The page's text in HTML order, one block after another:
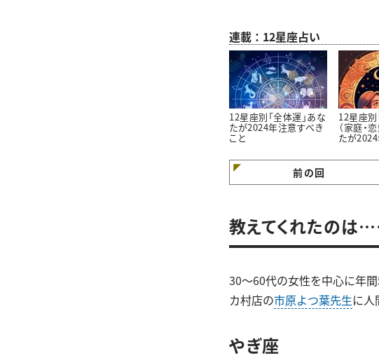
連載：12星座占い
12星座別「全体運」あな
たが2024年注意すべき
こと
12星座別
（家庭・
たが
前の回
教えてくれたのは
30～60代の女性を中心に年
カ村店の市原よつ葉先生に人
やぎ座